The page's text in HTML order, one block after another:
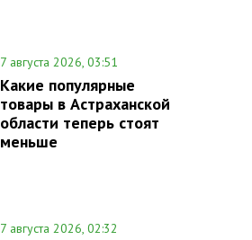
7 августа 2026, 03:51
Какие популярные
товары в Астраханской
области теперь стоят
меньше
7 августа 2026, 02:32